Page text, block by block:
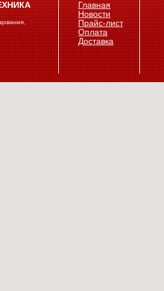
Главная
Новости
Прайс-лист
Оплата
Доставка